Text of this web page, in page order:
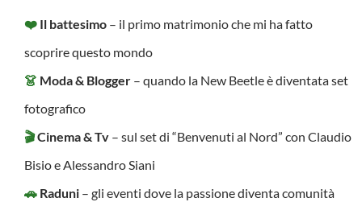
❤️ Il battesimo – il primo matrimonio che mi ha fatto
scoprire questo mondo
👗 Moda & Blogger – quando la New Beetle è diventata set
fotografico
🎬Cinema & Tv – sul set di “Benvenuti al Nord” con Claudio
Bisio e Alessandro Siani
🚗 Raduni – gli eventi dove la passione diventa comunità